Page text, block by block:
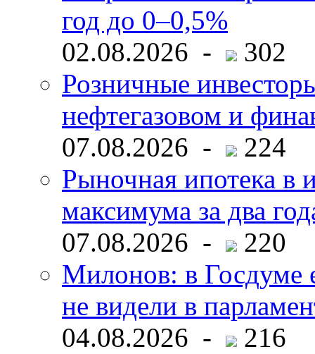
год до 0–0,5%
02.08.2026 -
302
Розничные
нефтегазовом и
07.08.2026 -
224
Рыночная ипотека в
максимума за два
07.08.2026 -
220
Милонов: в Госдуме
не видели в
04.08.2026 -
216